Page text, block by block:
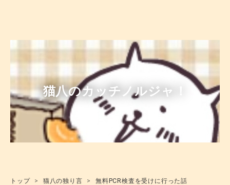
猫八のカッチノルジャ！
トップ > 猫八の独り言 > 無料PCR検査を受けに行った話